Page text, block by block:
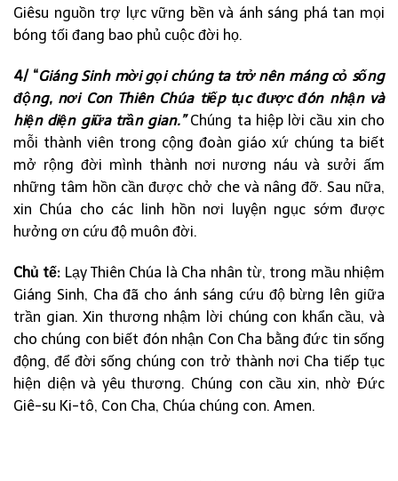
Giêsu nguồn trợ lực vững bền và ánh sáng phá tan mọi
bóng tối đang bao phủ cuộc đời họ.
4/ “Giáng Sinh mời gọi chúng ta trở nên máng cỏ sống
động, nơi Con Thiên Chúa tiếp tục được đón nhận và
hiện diện giữa trần gian.”Chúng ta hiệp lời cầu xin cho
mỗi thành viên trong cộng đoàn giáo xứ chúng ta biết
mở rộng đời mình thành nơi nương náu và sưởi ấm
những tâm hồn cần được chở che và nâng đỡ. Sau nữa,
xin Chúa cho các linh hồn nơi luyện ngục sớm được
hưởng ơn cứu độ muôn đời.
Chủ tế: Lạy Thiên Chúa là Cha nhân từ, trong mầu nhiệm
Giáng Sinh, Cha đã cho ánh sáng cứu độ bừng lên giữa
trần gian. Xin thương nhậm lời chúng con khẩn cầu, và
cho chúng con biết đón nhận Con Cha bằng đức tin sống
động, để đời sống chúng con trở thành nơi Cha tiếp tục
hiện diện và yêu thương. Chúng con cầu xin, nhờ Đức
Giê-su Ki-tô, Con Cha, Chúa chúng con. Amen.